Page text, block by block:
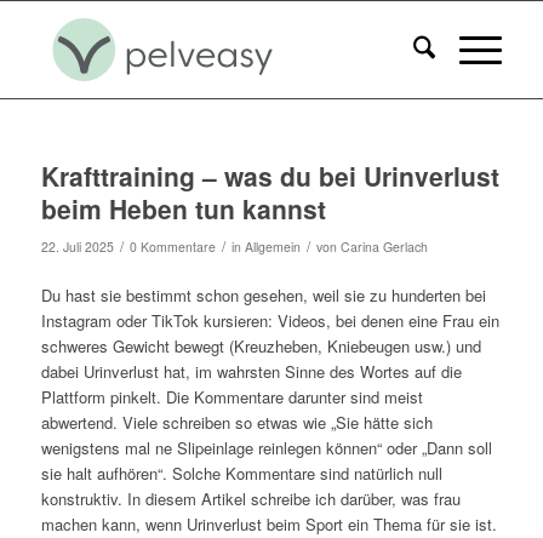
Krafttraining – was du bei Urinverlust
beim Heben tun kannst
22. Juli 2025 / 0 Kommentare / in Allgemein / von Carina Gerlach
Du hast sie bestimmt schon gesehen, weil sie zu hunderten bei
Instagram oder TikTok kursieren: Videos, bei denen eine Frau ein
schweres Gewicht bewegt (Kreuzheben, Kniebeugen usw.) und
dabei Urinverlust hat, im wahrsten Sinne des Wortes auf die
Plattform pinkelt. Die Kommentare darunter sind meist
abwertend. Viele schreiben so etwas wie „Sie hätte sich
wenigstens mal ne Slipeinlage reinlegen können“ oder „Dann soll
sie halt aufhören“. Solche Kommentare sind natürlich null
konstruktiv. In diesem Artikel schreibe ich darüber, was frau
machen kann, wenn Urinverlust beim Sport ein Thema für sie ist.